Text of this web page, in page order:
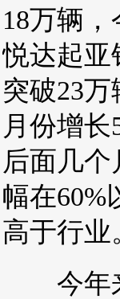
18万辆，
悦达起亚
突破23万
月份增长
后面几
幅在60%
高于行业
今年